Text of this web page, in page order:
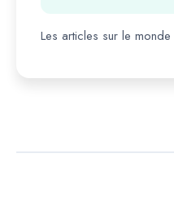
Les articles sur le